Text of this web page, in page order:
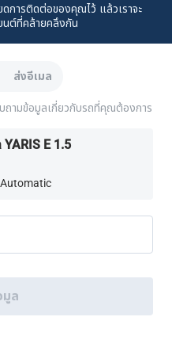
การติดต่อของคุณไว้ แล้วเราจะ
ต์ที่คล้ายคลึงกัน
ส่งอีเมล
ถามข้อมูลเกี่ยวกับรถที่คุณต้องการ
2013 Toyota YARIS E 1.5
ล
LTD.(105559096112) สงวน